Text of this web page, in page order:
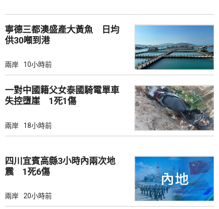
寧德三都澳盛產大黃魚 日均
供30噸到港
兩岸 10小時前
一對中國籍父女泰國騎電單車
失控墮崖 1死1傷
兩岸 18小時前
四川宜賓高縣3小時內兩次地
震 1死6傷
兩岸 20小時前